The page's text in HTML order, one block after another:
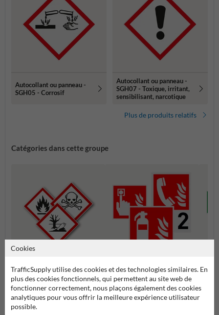
Autocollant ou panneau -
SGH05 - Corrosif
Autocollant ou panneau -
SGH07 - Toxique, irritant,
sensibilisant, narcotique
Plus de produits relatifs
Catégories dans cette groupe
Pictogrammes SGH (GHS)
Pictogrammes de lutte contre
l'incendie
Pictogrammes de sécurité
Cookies
TrafficSupply utilise des cookies et des technologies similaires. En
plus des cookies fonctionnels, qui permettent au site web de
fonctionner correctement, nous plaçons également des cookies
analytiques pour vous offrir la meilleure expérience utilisateur
possible.